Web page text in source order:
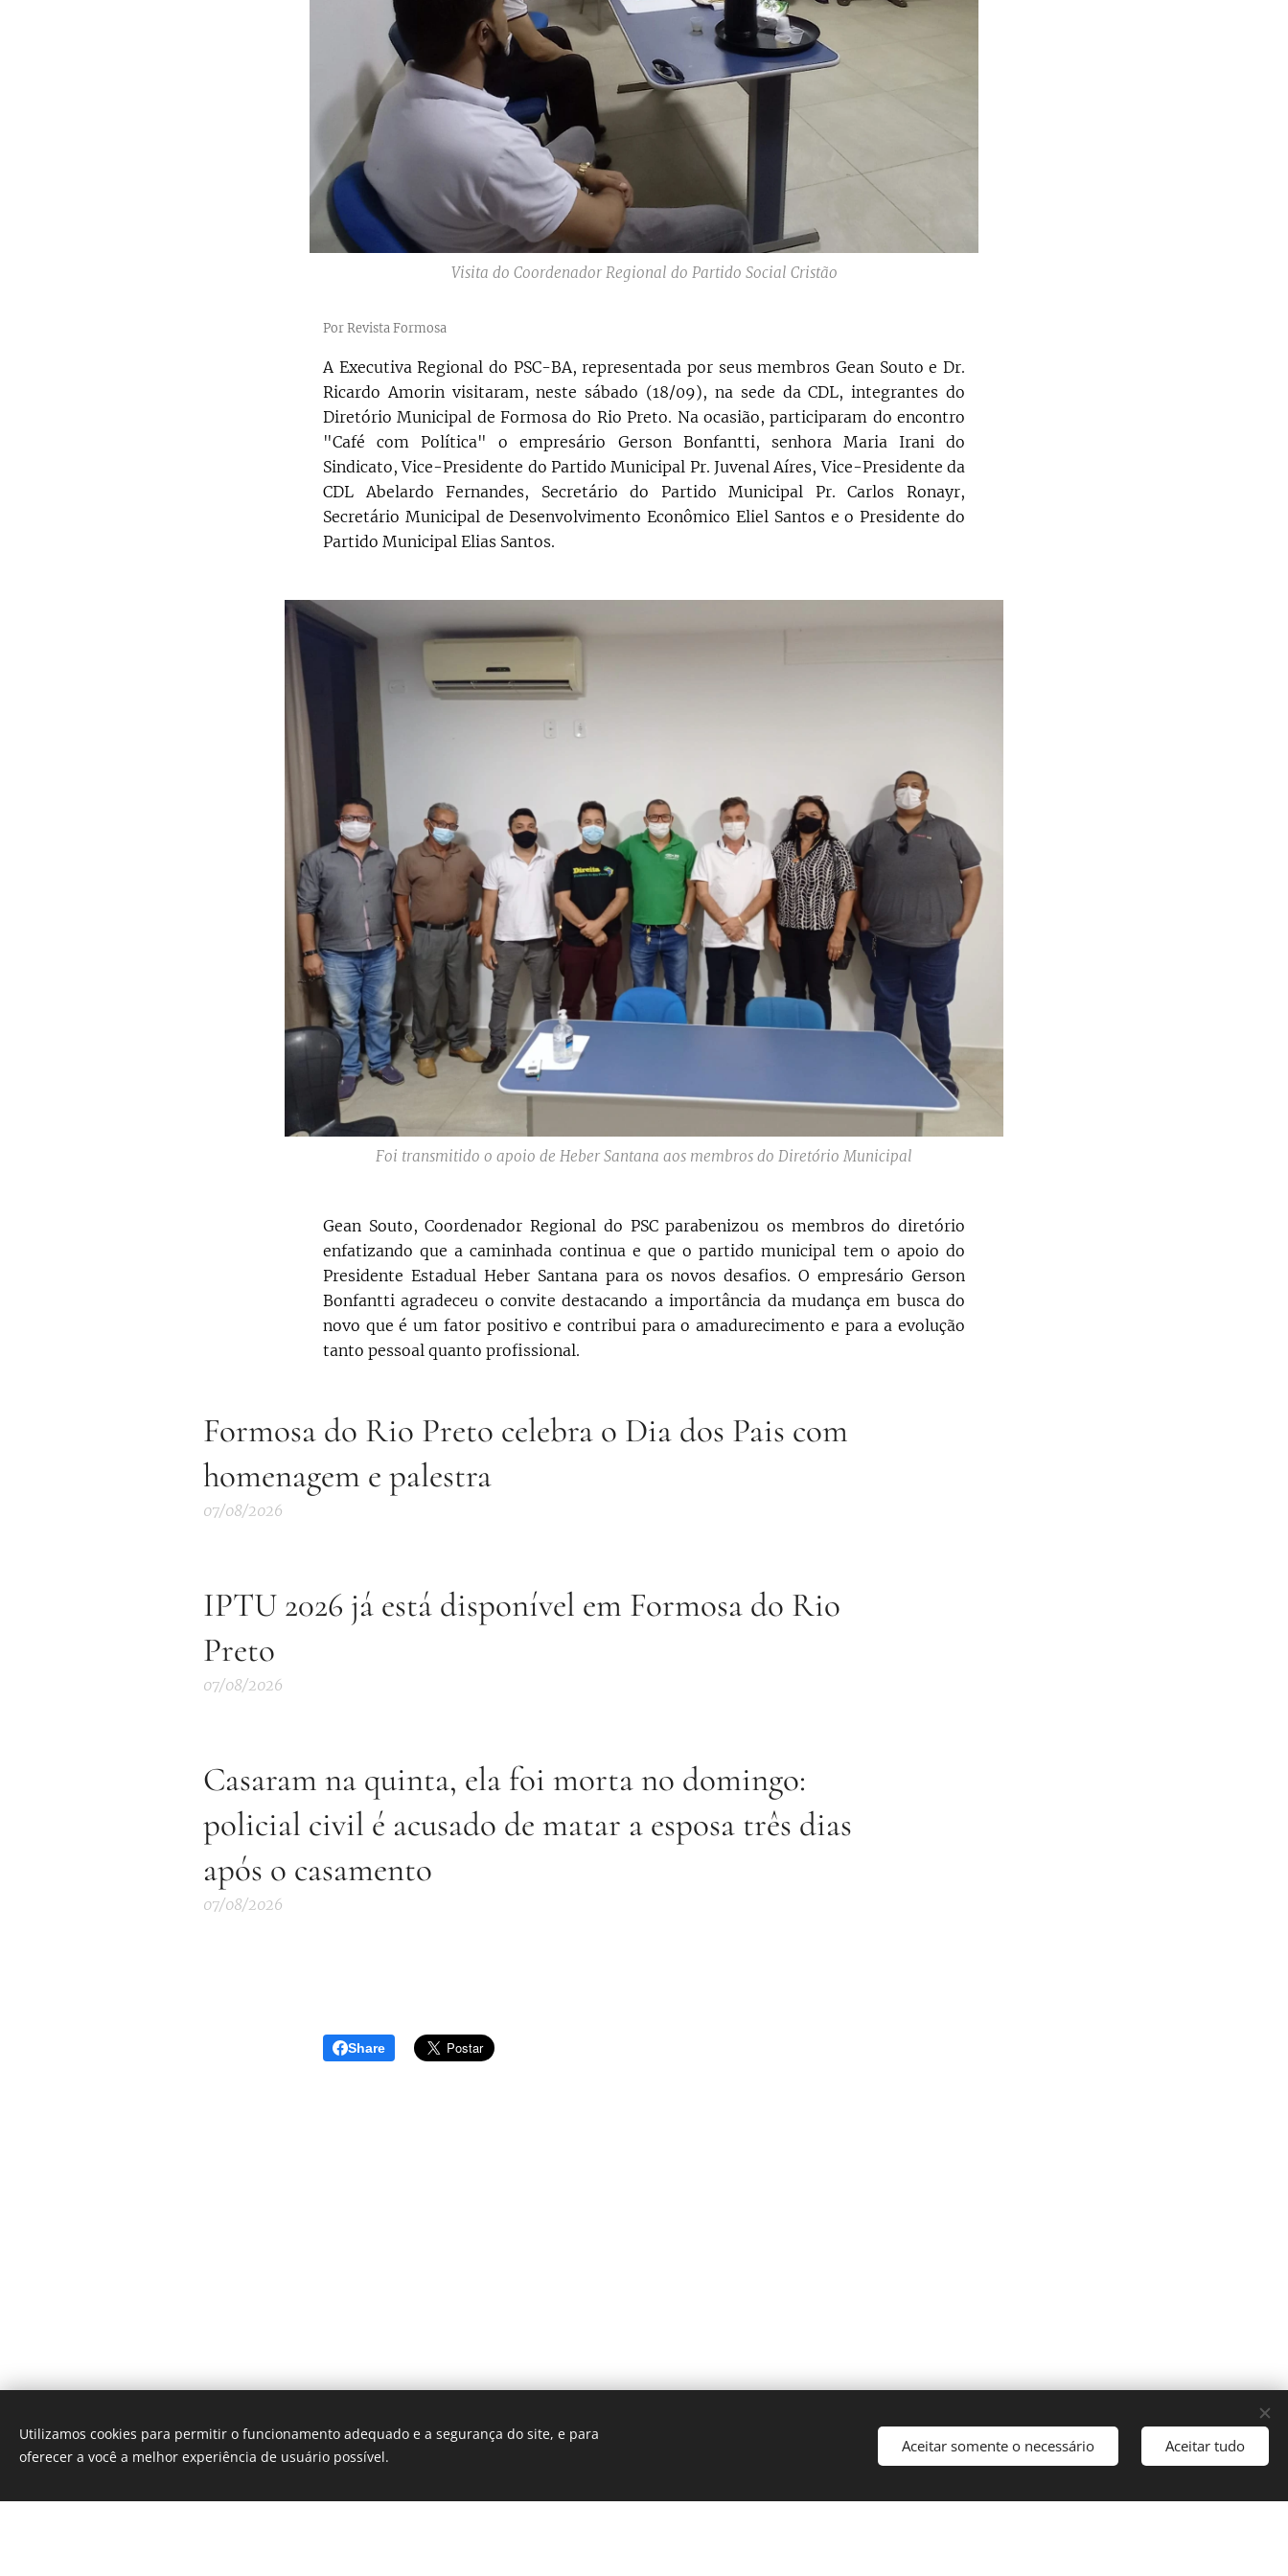
Visita do Coordenador Regional do Partido Social Cristão
Por Revista Formosa
A Executiva Regional do PSC-BA, representada por seus membros Gean Souto e Dr.
Ricardo Amorin visitaram, neste sábado (18/09), na sede da CDL, integrantes do
Diretório Municipal de Formosa do Rio Preto. Na ocasião, participaram do encontro
"Café com Política" o empresário Gerson Bonfantti, senhora Maria Irani do
Sindicato, Vice-Presidente do Partido Municipal Pr. Juvenal Aíres, Vice-Presidente da
CDL Abelardo Fernandes, Secretário do Partido Municipal Pr. Carlos Ronayr,
Secretário Municipal de Desenvolvimento Econômico Eliel Santos e o Presidente do
Partido Municipal Elias Santos.
Foi transmitido o apoio de Heber Santana aos membros do Diretório Municipal
Gean Souto, Coordenador Regional do PSC parabenizou os membros do diretório
enfatizando que a caminhada continua e que o partido municipal tem o apoio do
Presidente Estadual Heber Santana para os novos desafios. O empresário Gerson
Bonfantti agradeceu o convite destacando a importância da mudança em busca do
novo que é um fator positivo e contribui para o amadurecimento e para a evolução
tanto pessoal quanto profissional.
Formosa do Rio Preto celebra o Dia dos Pais com
homenagem e palestra
07/08/2026
IPTU 2026 já está disponível em Formosa do Rio
Preto
07/08/2026
Casaram na quinta, ela foi morta no domingo:
policial civil é acusado de matar a esposa três dias
após o casamento
07/08/2026
Share
Utilizamos cookies para permitir o funcionamento adequado e a segurança do site, e para
oferecer a você a melhor experiência de usuário possível.
Aceitar somente o necessário Aceitar tudo